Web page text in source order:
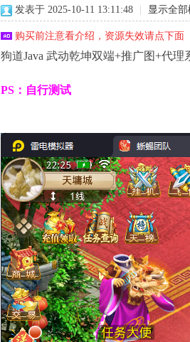
发表于 2025-10-11 13:11:48 显示全
购买前注意看介绍，资源失效请点下
狗道Java 武动乾坤双端+推广图+代理
PS：自行测试